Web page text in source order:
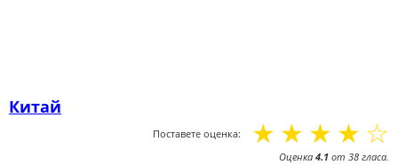
Китай
Поставете оценка: ☆
☆
☆
☆
☆
Оценка 4.1 от 38 гласа.